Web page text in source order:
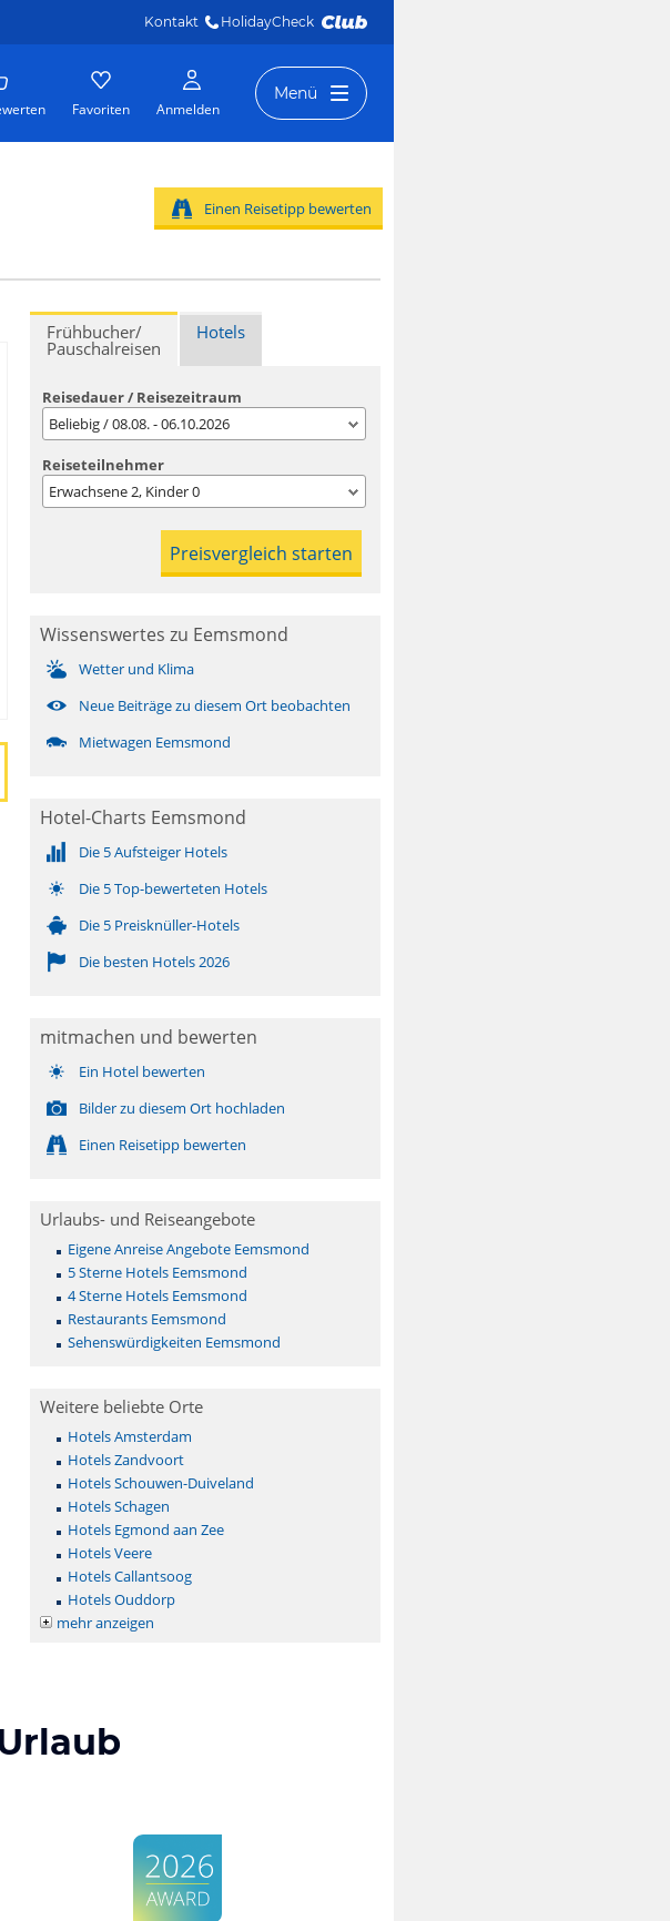
Kontakt HolidayCheck
Favoriten Anmelden
Menü
Einen Reisetipp bewerten
Frühbucher/
Pauschalreisen
Hotels
Reisedauer / Reisezeitraum
Beliebig / 08.08. - 06.10.2026
Reiseteilnehmer
Erwachsene2, Kinder0
Wissenswertes zu Eemsmond
Wetter und Klima
Neue Beiträge zu diesem Ort beobachten
Mietwagen Eemsmond
Hotel-Charts Eemsmond
Die 5 Aufsteiger Hotels
Die 5 Top-bewerteten Hotels
Die 5 Preisknüller-Hotels
Die besten Hotels 2026
mitmachen und bewerten
Ein Hotel bewerten
Bilder zu diesem Ort hochladen
Einen Reisetipp bewerten
Urlaubs- und Reiseangebote
Eigene Anreise Angebote Eemsmond
5 Sterne Hotels Eemsmond
4 Sterne Hotels Eemsmond
Restaurants Eemsmond
Sehenswürdigkeiten Eemsmond
Weitere beliebte Orte
Hotels Amsterdam
Hotels Zandvoort
Hotels Schouwen-Duiveland
Hotels Schagen
Hotels Egmond aan Zee
Hotels Veere
Hotels Callantsoog
Hotels Ouddorp
mehr anzeigen